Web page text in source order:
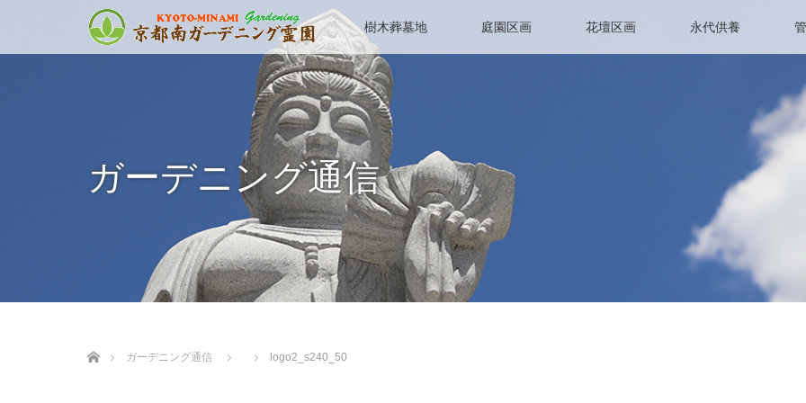
樹木葬墓地 庭園区画 花壇区画 永代供養
ガーデニング通信
ガーデニング通信
logo2_s240_50